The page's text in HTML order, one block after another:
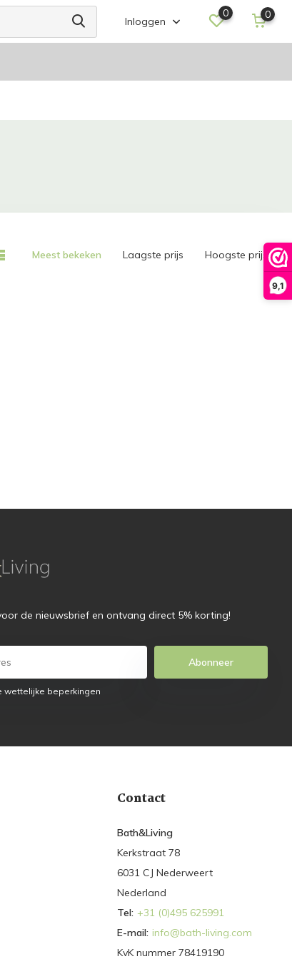
9,1
Inloggen
0 0
Meest bekeken Laagste prijs Hoogste prijs
de nieuwsbrief en ontvang direct 5% korting!
Abonneer
wettelijke beperkingen
Contact
Bath&Living
Kerkstraat 78
6031 CJ Nederweert
Nederland
Tel: +31 (0)495 625991
E-mail: info@bath-living.com
KvK nummer 78419190